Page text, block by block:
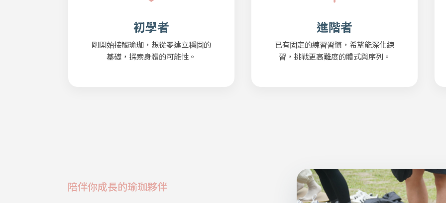
初學者
剛開始接觸瑜珈，想從零建立穩固的
基礎，探索身體的可能性。
進階者
已有固定的練習習慣，希望能深化練
習，挑戰更高難度的體式與序列。
陪伴你成長的瑜珈夥伴